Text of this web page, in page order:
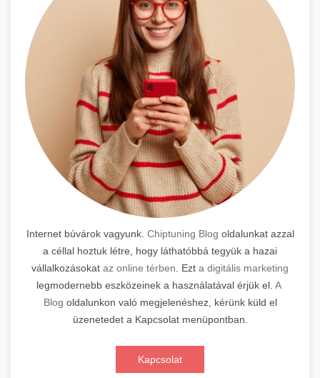
Internet búvárok vagyunk. Chiptuning Blog oldalunkat azzal
a céllal hoztuk létre, hogy láthatóbbá tegyük a hazai
vállalkozásokat az online térben . Ezt a digitális marketing
legmodernebb eszközeinek a használatával érjük el. A
Blog oldalunkon való megjelenéshez, kérünk küld el
üzenetedet a Kapcsolat menüpontban.
Kapcsolat